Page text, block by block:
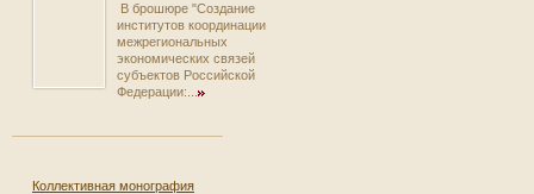
В брошюре "Создание
институтов координации
межрегиональных
экономических связей
субъектов Российской
Федерации:...
Коллективная монография